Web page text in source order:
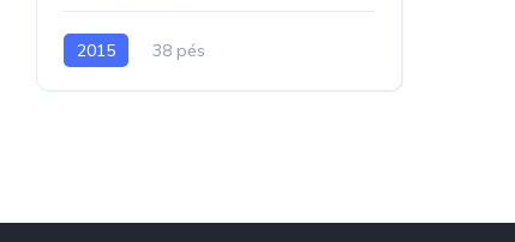
2015 38 pés